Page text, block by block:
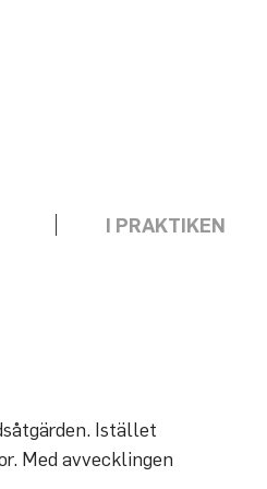
I PRAKTIKEN
Istället
Med avvecklingen